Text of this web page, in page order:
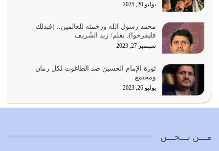
يشاء ويذل من يشاء
يوليو 21, 2026
كل زمان…
يوليو 19, 2026
الوظيفة عبارة عن مسؤولية يجب النهوض بها كما ينبغي لكي
يوليو 20, 2025
محمد رسول الله ورحمته للعالمين.. (فبذلك
فليفرحوا). بقلم/ زيد الشُريف
سبتمبر 27, 2023
ثورة الإمام الحسين ضد الطاغوت لكل زمان
ومجتمع
يوليو 26, 2023
مـــن نـــحـــن